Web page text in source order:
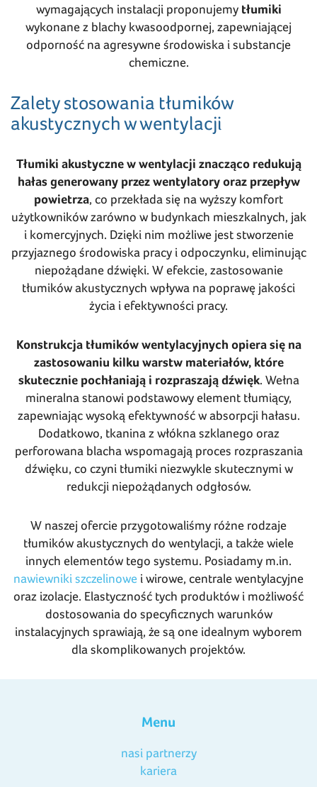
wymagających instalacji proponujemy tłumiki
wykonane z blachy kwasoodpornej, zapewniającej
odporność na agresywne środowiska i substancje
chemiczne.
Zalety stosowania tłumików
akustycznych w wentylacji
Tłumiki akustyczne w wentylacji znacząco redukują
hałas generowany przez wentylatory oraz przepływ
powietrza, co przekłada się na wyższy komfort
użytkowników zarówno w budynkach mieszkalnych, jak
i komercyjnych. Dzięki nim możliwe jest stworzenie
przyjaznego środowiska pracy i odpoczynku, eliminując
niepożądane dźwięki. W efekcie, zastosowanie
tłumików akustycznych wpływa na poprawę jakości
życia i efektywności pracy.
Konstrukcja tłumików wentylacyjnych opiera się na
zastosowaniu kilku warstw materiałów, które
skutecznie pochłaniają i rozpraszają dźwięk. Wełna
mineralna stanowi podstawowy element tłumiący,
zapewniając wysoką efektywność w absorpcji hałasu.
Dodatkowo, tkanina z włókna szklanego oraz
perforowana blacha wspomagają proces rozpraszania
dźwięku, co czyni tłumiki niezwykle skutecznymi w
redukcji niepożądanych odgłosów.
W naszej ofercie przygotowaliśmy różne rodzaje
tłumików akustycznych do wentylacji, a także wiele
innych elementów tego systemu. Posiadamy m.in.
nawiewniki szczelinowe i wirowe, centrale wentylacyjne
oraz izolacje. Elastyczność tych produktów i możliwość
dostosowania do specyficznych warunków
instalacyjnych sprawiają, że są one idealnym wyborem
dla skomplikowanych projektów.
Menu
nasi partnerzy
kariera